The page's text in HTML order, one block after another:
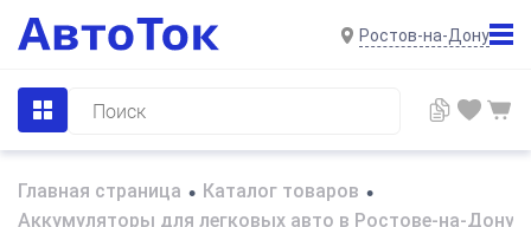
Ростов-на-Дону
Главная страница • Каталог товаров •
Аккумуляторы для легковых авто в Ростове-на-Дону